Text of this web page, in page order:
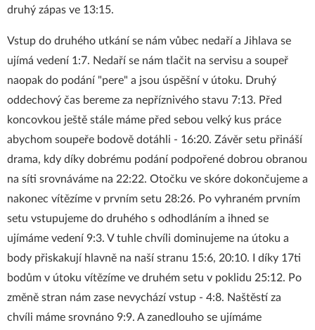
druhý zápas ve 13:15.
Vstup do druhého utkání se nám vůbec nedaří a Jihlava se
ujímá vedení 1:7. Nedaří se nám tlačit na servisu a soupeř
naopak do podání "pere" a jsou úspěšní v útoku. Druhý
oddechový čas bereme za nepříznivého stavu 7:13. Před
koncovkou ještě stále máme před sebou velký kus práce
abychom soupeře bodově dotáhli - 16:20. Závěr setu přináší
drama, kdy díky dobrému podání podpořené dobrou obranou
na síti srovnáváme na 22:22. Otočku ve skóre dokončujeme a
nakonec vítězíme v prvním setu 28:26. Po vyhraném prvním
setu vstupujeme do druhého s odhodláním a ihned se
ujímáme vedení 9:3. V tuhle chvíli dominujeme na útoku a
body přiskakují hlavně na naší stranu 15:6, 20:10. I díky 17ti
bodům v útoku vítězíme ve druhém setu v poklidu 25:12. Po
změně stran nám zase nevychází vstup - 4:8. Naštěstí za
chvíli máme srovnáno 9:9. A zanedlouho se ujímáme